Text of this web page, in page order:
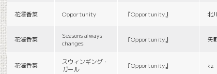
花澤香菜 Opportunity 『Opportunity』 北
花澤香菜
Seasons always
changes
『Opportunity』 矢
花澤香菜
スウィンギング・
ガール
『Opportunity』 kz